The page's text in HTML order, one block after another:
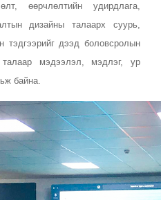
өөрчлөлтийн удирдлага,
дизайны талаарх суурь,
тэдгээрийг дээд боловсролын
мэдээлэл, мэдлэг, ур
байна.